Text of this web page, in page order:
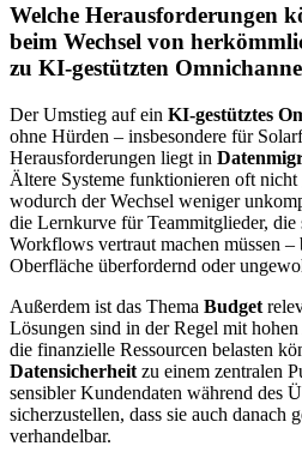
Welche Herausforderungen
beim Wechsel von
zu KI-gestützten
Der Umstieg auf ein KI-gestütztes
ohne Hürden – insbesondere für
Herausforderungen liegt in
Ältere Systeme funktionieren oft
wodurch der Wechsel weniger
die Lernkurve für Teammitglieder, die
Workflows vertraut machen müssen –
Oberfläche überfordernd oder
Außerdem ist das Thema Budget
Lösungen sind in der Regel mit
die finanzielle Ressourcen belasten
Datensicherheit zu einem zentralen
sensibler Kundendaten während des
sicherzustellen, dass sie auch danach
verhandelbar.